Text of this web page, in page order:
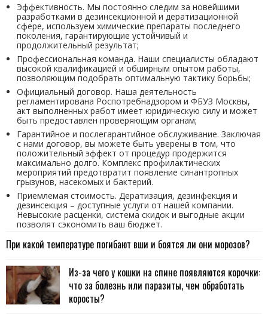
Эффективность. Мы постоянно следим за новейшими
разработками в дезинсекционной и дератизационной
сфере, используем химические препараты последнего
поколения, гарантирующие устойчивый и
продолжительный результат;
Профессиональная команда. Наши специалисты обладают
высокой квалификацией и обширным опытом работы,
позволяющим подобрать оптимальную тактику борьбы;
Официальный договор. Наша деятельность
регламентирована Роспотребнадзором и ФБУЗ Москвы,
акт выполненных работ имеет юридическую силу и может
быть предоставлен проверяющим органам;
Гарантийное и послегарантийное обслуживание. Заключая
с нами договор, вы можете быть уверены в том, что
положительный эффект от процедур продержится
максимально долго. Комплекс профилактических
мероприятий предотвратит появление синантропных
грызунов, насекомых и бактерий.
Приемлемая стоимость. Дератизация, дезинфекция и
дезинсекция – доступные услуги от нашей компании.
Невысокие расценки, система скидок и выгодные акции
позволят сэкономить ваш бюджет.
При какой температуре погибают вши и боятся ли они морозов?
Из-за чего у кошки на спине появляются корочки:
что за болезнь или паразиты, чем обработать
коросты?